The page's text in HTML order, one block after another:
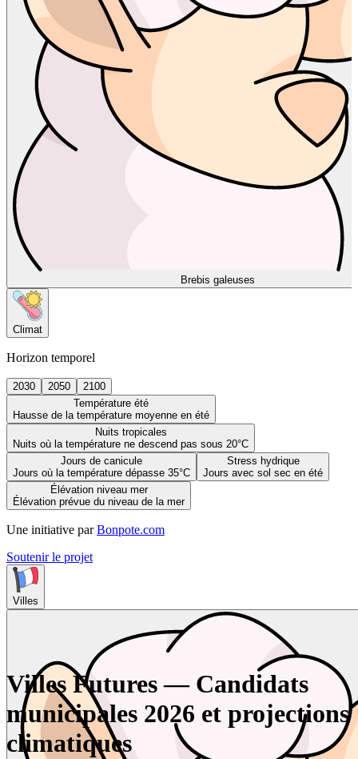
Brebis galeuses
Climat
Horizon temporel
2030 2050
2100
Température été
Hausse de la température moyenne en été
Nuits tropicales
Nuits où la température ne descend pas sous 20°C
Jours de canicule
Jours où la température dépasse 35°C
Stress hydrique
Jours avec sol sec en été
Élévation niveau mer
Élévation prévue du niveau de la mer
Une initiative par Bonpote.com
Soutenir le projet
Villes
Villes Futures — Candidats
municipales 2026 et projections
climatiques